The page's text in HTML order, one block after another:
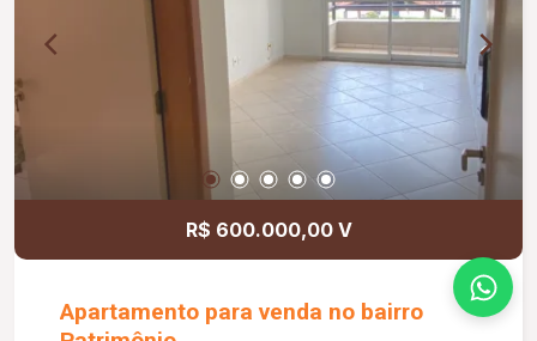
R$ 600.000,00 V
Apartamento para venda no bairro